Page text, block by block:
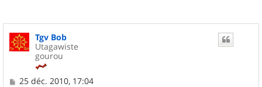
Tgv Bob
Utagawiste
gourou
M
25 déc. 2010, 17:04